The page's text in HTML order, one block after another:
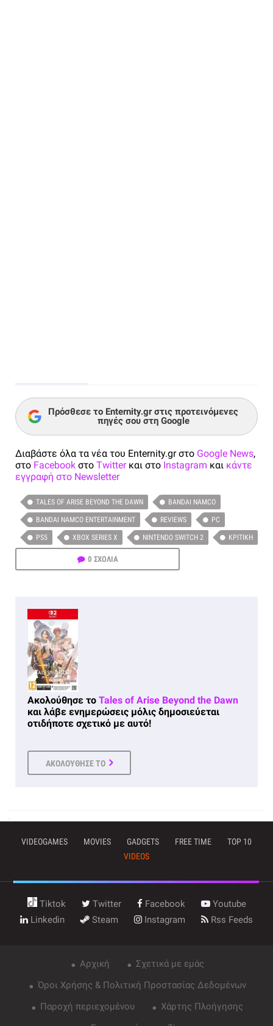
Πρόσθεσε το Enternity.gr στις προτεινόμενες
πηγές σου στη Google
Διαβάστε όλα τα νέα του Enternity.gr στο Google News,
στο Facebook στο Twitterκαι στο Instagram και κάντε
εγγραφή στο Newsletter
TALES OF ARISE BEYOND THE DAWN BANDAI NAMCO
BANDAI NAMCO ENTERTAINMENT REVIEWS PC
PS5 XBOX SERIES X NINTENDO SWITCH 2 ΚΡΙΤΙΚΉ
0 ΣΧΟΛΙΑ
Ακολούθησε το Tales of Arise Beyond the Dawn
και λάβε ενημερώσεις μόλις δημοσιεύεται
οτιδήποτε σχετικό με αυτό!
ΑΚΟΛΟΥΘΗΣΕ ΤΟ
VIDEOGAMES MOVIES GADGETS FREE TIME
TOP 10
VIDEOS
Tiktok Twitter Facebook
Youtube
Linkedin
Steam Instagram Rss Feeds
Αρχική
Σχετικά με εμάς
Όροι Χρήσης & Πολιτική Προστασίας Δεδομένων
Παροχή περιεχομένου
Χάρτης Πλοήγησης